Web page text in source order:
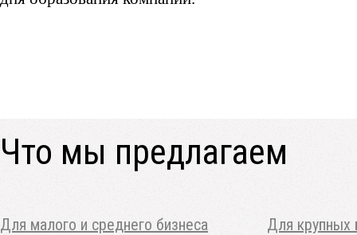
Что мы предлагаем
Для малого и среднего бизнеса Для крупных